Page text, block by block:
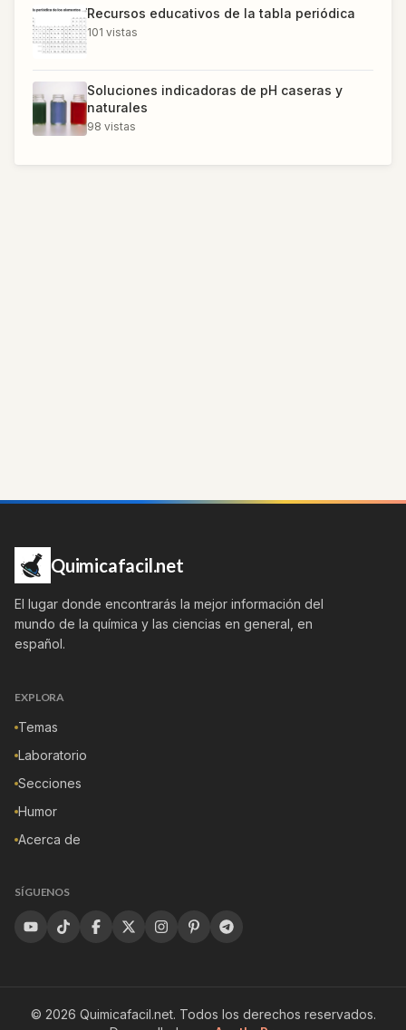
Recursos educativos de la tabla periódica
101 vistas
Soluciones indicadoras de pH caseras y
naturales
98 vistas
Quimicafacil.net
El lugar donde encontrarás la mejor información del
mundo de la química y las ciencias en general, en
español.
EXPLORA
Temas
Laboratorio
Secciones
Humor
Acerca de
SÍGUENOS
© 2026 Quimicafacil.net. Todos los derechos reservados.